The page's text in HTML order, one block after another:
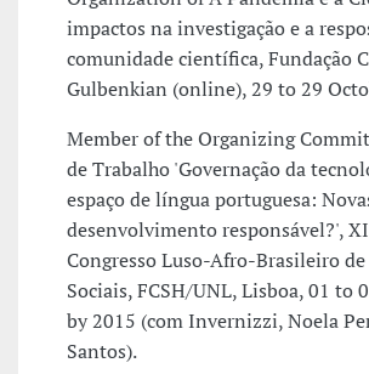
impactos na investigação e a
comunidade científica, Fundação
Gulbenkian (online), 29 to 29
Member of the Organizing
de Trabalho 'Governação da
espaço de língua portuguesa:
desenvolvimento responsável?',
Congresso Luso-Afro-Brasileiro de
Sociais, FCSH/UNL, Lisboa, 01 to
by 2015 (com Invernizzi, Noela
Santos).